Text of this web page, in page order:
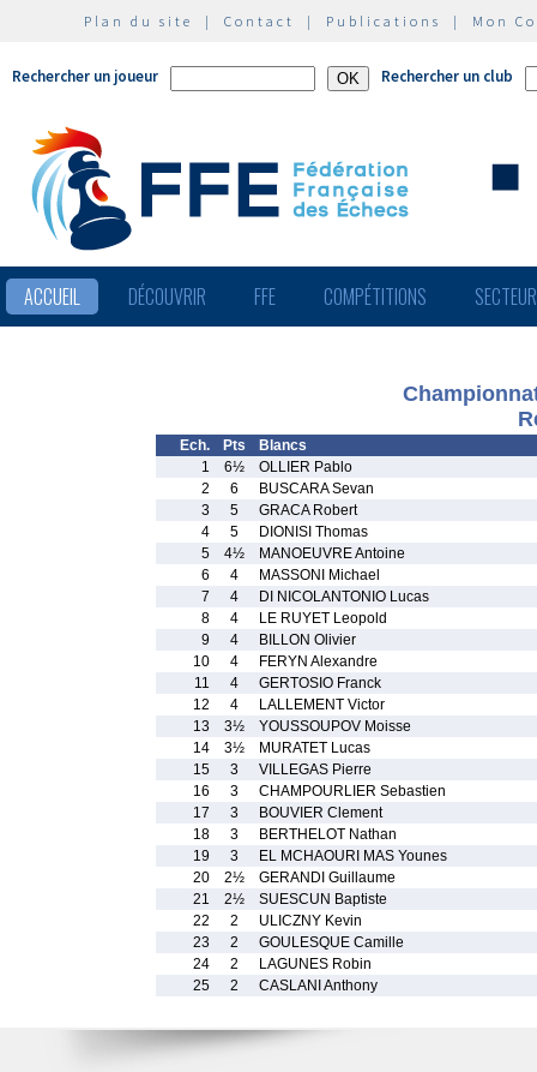
Plan du site | Contact | Publications | Mon
Rechercher un joueur Rechercher un club
ACCUEIL DÉCOUVRIR FFE COMPÉTITIONS
Ech. Pts
Blancs
1
6½
OLLIER Pablo
2
6
BUSCARA Sevan
3
5
GRACA Robert
4
5
DIONISI Thomas
5
4½
MANOEUVRE Antoine
6
4
MASSONI Michael
7
4
DI NICOLANTONIO Lucas
8
4
LE RUYET Leopold
9
4
BILLON Olivier
10
4
FERYN Alexandre
11
4
GERTOSIO Franck
12
4
LALLEMENT Victor
13
3½
YOUSSOUPOV Moisse
14
3½
MURATET Lucas
15
3
VILLEGAS Pierre
16
3
CHAMPOURLIER Sebastien
17
3
BOUVIER Clement
18
3
BERTHELOT Nathan
19
3
EL MCHAOURI MAS Younes
20
2½
GERANDI Guillaume
21
2½
SUESCUN Baptiste
22
2
ULICZNY Kevin
23
2
GOULESQUE Camille
24
2
LAGUNES Robin
25
2 CASLANI Anthony